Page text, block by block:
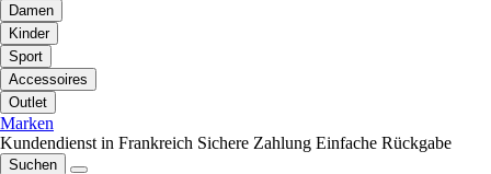
Damen
Kinder
Sport
Accessoires
Outlet
Marken
Kundendienst in Frankreich Sichere Zahlung Einfache Rückgabe
Suchen